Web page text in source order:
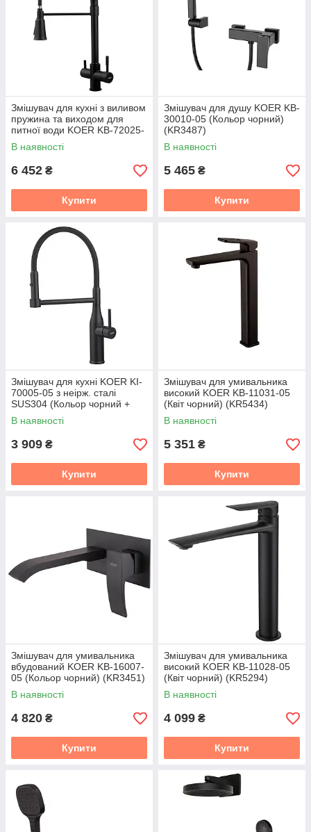
Змішувач для кухні з виливом
пружина та виходом для
питної води KOER KB-72025-
05 (Квіт чорний) (KR5015)
В наявності
6 452 ₴
Купити
Змішувач для душу KOER KB-
30010-05 (Кольор чорний)
(KR3487)
В наявності
5 465 ₴
Купити
Змішувач для кухні KOER KI-
70005-05 з неірж. сталі
SUS304 (Кольор чорний +
силіконовий вилив чорний)
(KR5005)
В наявності
3 909 ₴
Купити
Змішувач для умивальника
високий KOER KB-11031-05
(Квіт чорний) (KR5434)
В наявності
5 351 ₴
Купити
Змішувач для умивальника
вбудований KOER KB-16007-
05 (Кольор чорний) (KR3451)
В наявності
4 820 ₴
Купити
Змішувач для умивальника
високий KOER KB-11028-05
(Квіт чорний) (KR5294)
В наявності
4 099 ₴
Купити